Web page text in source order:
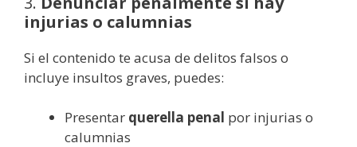
injurias o calumnias
Si el contenido te acusa de delitos falsos o
incluye insultos graves, puedes:
Presentar querella penal por injurias o
calumnias